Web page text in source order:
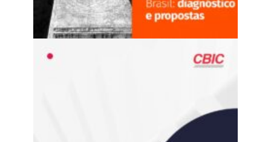
Alocação de Riscos em Contratos de Obras Públicas